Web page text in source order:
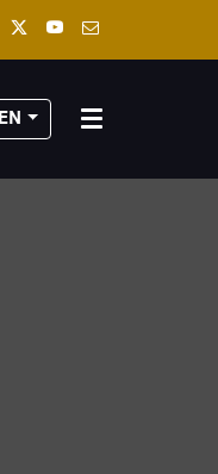
EN